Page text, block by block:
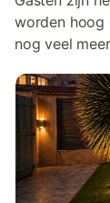
worden hoog
nog veel